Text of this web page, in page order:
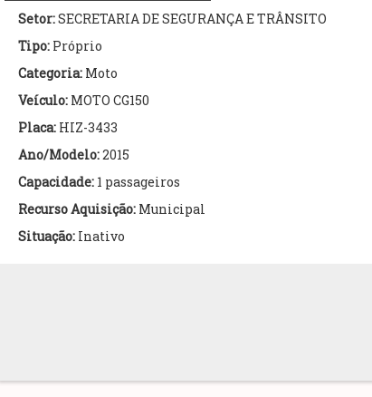
Setor:SECRETARIA DE SEGURANÇA E TRÂNSITO
Tipo: Próprio
Categoria: Moto
Veículo: MOTO CG150
Placa: HIZ-3433
Ano/Modelo:2015
Capacidade: 1 passageiros
Recurso Aquisição: Municipal
Situação: Inativo